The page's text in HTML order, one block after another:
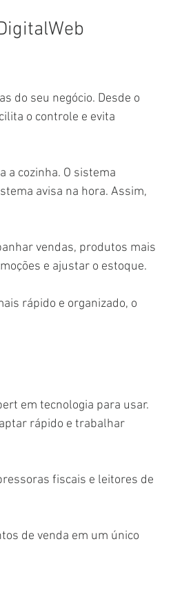
do seu negócio. Desde o
o controle e evita
a cozinha. O sistema
avisa na hora. Assim,
vendas, produtos mais
e ajustar o estoque.
rápido e organizado, o
em tecnologia para usar.
rápido e trabalhar
fiscais e leitores de
de venda em um único